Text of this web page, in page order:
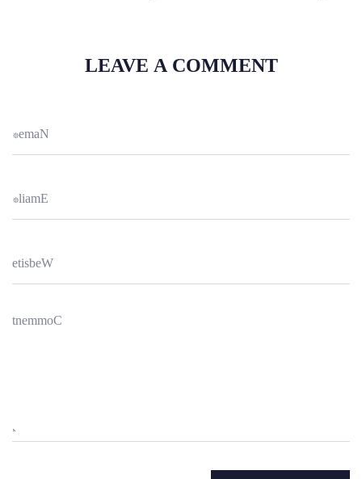
LEAVE A COMMENT
N
a
m
e
*
E
m
a
i
l
*
W
e
b
s
i
t
e
C
o
m
m
e
n
t